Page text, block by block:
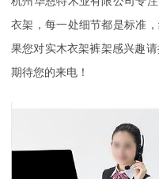
衣架，每一处细节都是标准 ，
果您对实木衣架裤架感兴趣
期待您的来电！